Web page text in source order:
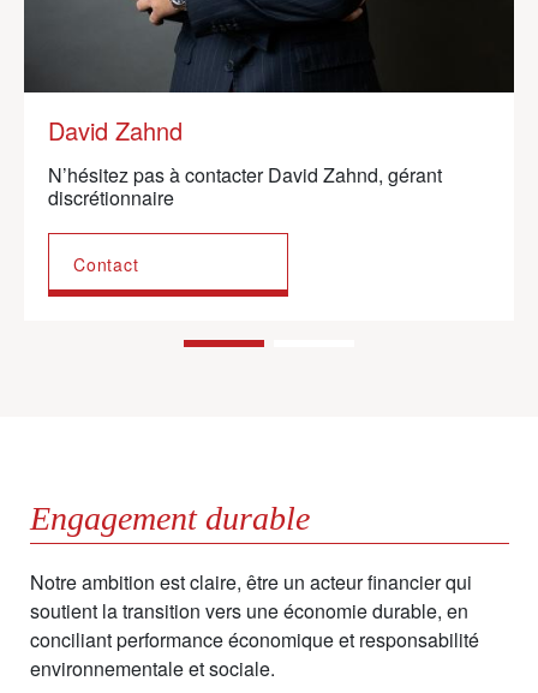
David Zahnd
N’hésitez pas à contacter David Zahnd, gérant
discrétionnaire
Contact
Valérie Uyttebroeck
N’hésitez pas à contacter Valérie Uyttebroeck,
responsable marketing & communication
Contact
Engagement durable
Notre ambition est claire, être un acteur financier qui
soutient la transition vers une économie durable, en
conciliant performance économique et responsabilité
environnementale et sociale.